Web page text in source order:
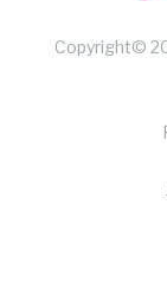
Copyright©